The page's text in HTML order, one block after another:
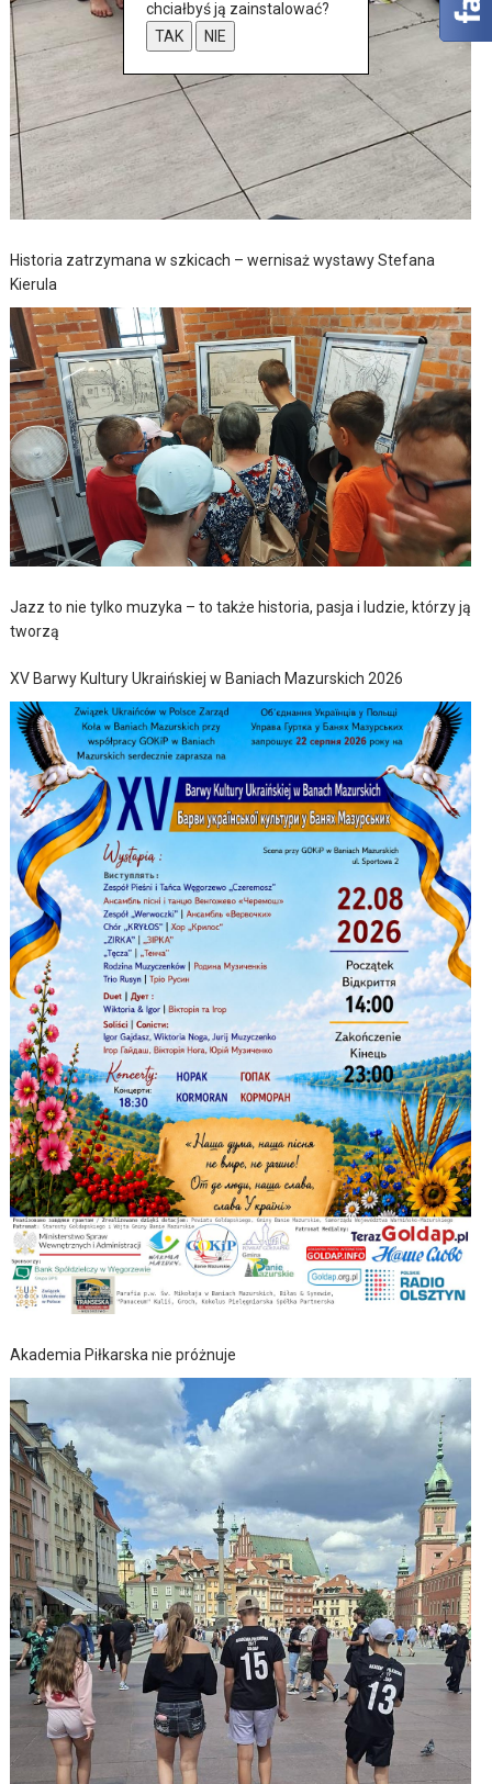
Historia zatrzymana w szkicach – wernisaż wystawy Stefana
Kierula
Jazz to nie tylko muzyka – to także historia, pasja i ludzie, którzy ją
tworzą
XV Barwy Kultury Ukraińskiej w Baniach Mazurskich 2026
Akademia Piłkarska nie próżnuje
chciałbyś ją zainstalować?
TAK
NIE